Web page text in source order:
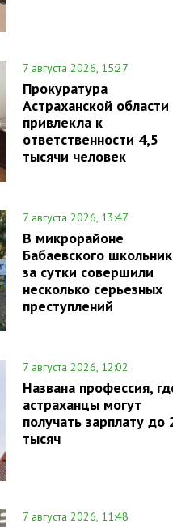
7 августа 2026, 15:27
Прокуратура
Астраханской области
привлекла к
ответственности 4,5
тысячи человек
7 августа 2026, 13:47
В микрорайоне
Бабаевского
за сутки совершили
несколько серьезных
преступлений
7 августа 2026, 12:02
Названа профессия,
астраханцы могут
получать зарплату до
тысяч
7 августа 2026, 11:48